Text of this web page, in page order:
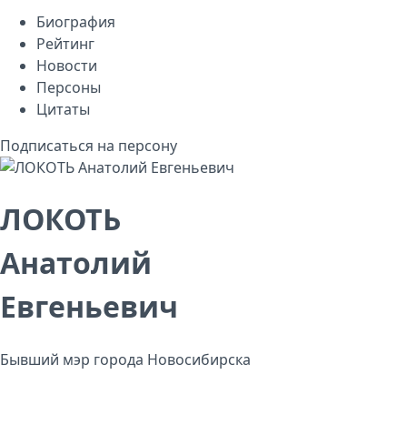
Биография
Рейтинг
Новости
Персоны
Цитаты
Подписаться на персону
ЛОКОТЬ
Анатолий
Евгеньевич
Бывший мэр города Новосибирска